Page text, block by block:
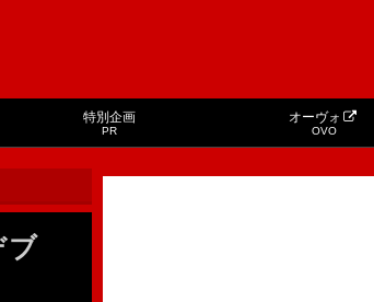
特別企画
PR
オーヴォ
OVO
ブ